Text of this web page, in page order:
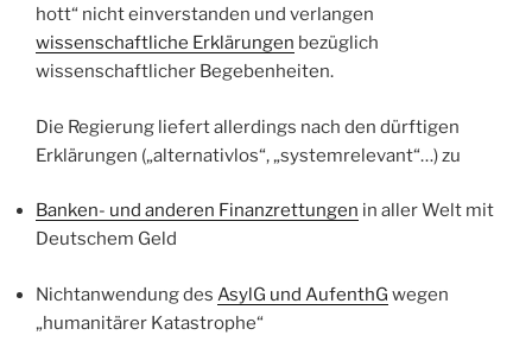
hott“ nicht einverstanden und verlangen
wissenschaftliche Erklärungen bezüglich
wissenschaftlicher Begebenheiten.
Die Regierung liefert allerdings nach den dürftigen
Erklärungen („alternativlos“, „systemrelevant“…) zu
Banken- und anderen Finanzrettungen in aller Welt mit
Deutschem Geld
Nichtanwendung des AsylG und AufenthG wegen
„humanitärer Katastrophe“